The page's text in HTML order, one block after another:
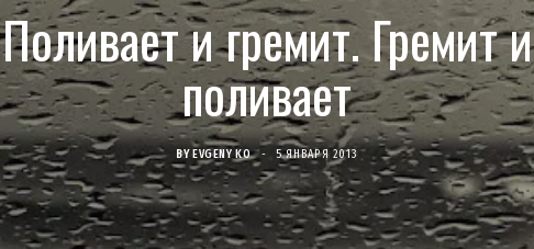
Поливает и гремит. Гремит и
поливает
BY EVGENY KO 5 ЯНВАРЯ 2013